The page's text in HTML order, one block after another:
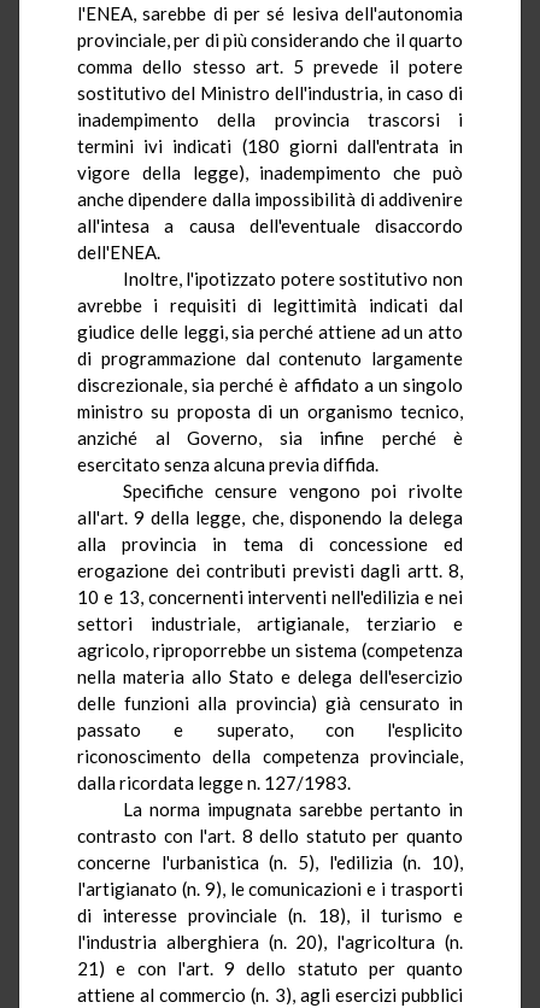
l'ENEA, sarebbe di per sé lesiva dell'autonomia
provinciale, per di più considerando che il quarto
comma dello stesso art. 5 prevede il potere
sostitutivo del Ministro dell'industria, in caso di
inadempimento della provincia trascorsi i
termini ivi indicati (180 giorni dall'entrata in
vigore della legge), inadempimento che può
anche dipendere dalla impossibilità di addivenire
all'intesa a causa dell'eventuale disaccordo
dell'ENEA.
Inoltre, l'ipotizzato potere sostitutivo non
avrebbe i requisiti di legittimità indicati dal
giudice delle leggi, sia perché attiene adun atto
di programmazione dal contenuto largamente
discrezionale, sia perché è affidato a un singolo
ministro su proposta di un organismo tecnico,
anziché al Governo, sia infine perché è
esercitato senza alcuna previa diffida.
Specifiche censure vengono poi rivolte
all'art. 9 della legge, che, disponendo la delega
alla provincia in tema di concessione ed
erogazione dei contributi previsti dagli artt. 8,
10 e 13, concernenti interventi nell'edilizia e nei
settori industriale, artigianale, terziario e
agricolo, riproporrebbe un sistema (competenza
nella materia allo Stato e delega dell'esercizio
delle funzioni alla provincia) già censurato in
passato e superato, con l'esplicito
riconoscimento della competenza provinciale,
dalla ricordata legge n. 127/1983.
La norma impugnata sarebbe pertanto in
contrasto con l'art. 8 dello statuto per quanto
concerne l'urbanistica (n. 5), l'edilizia (n. 10),
l'artigianato (n. 9), le comunicazioni e i trasporti
di interesse provinciale (n. 18), il turismo e
l'industria alberghiera (n. 20), l'agricoltura (n.
21) e con l'art. 9 dello statuto per quanto
attiene al commercio (n. 3), agli esercizi pubblici